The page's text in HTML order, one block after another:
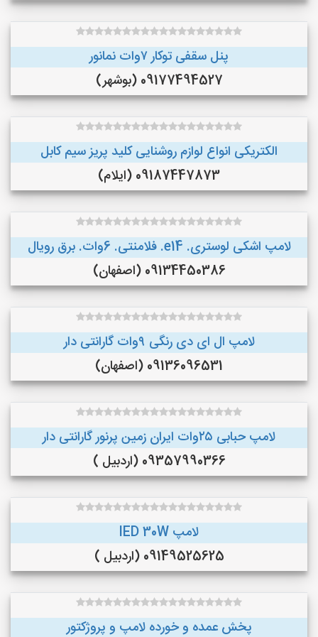
پنل سقفی توکار ۷وات نمانور
09177494527 (بوشهر)
الکتریکی انواع لوازم روشنایی کلید پریز سیم کابل
09187447873 (ایلام)
لامپ اشکی لوستری. e14. فلامنتی. 6وات. برق رویال
09134450386 (اصفهان)
لامپ ال ای دی رنگی ۹وات گارانتی دار
09136096531 (اصفهان)
لامپ حبابی ۲۵وات ایران زمین پرنور گارانتی دار
09357990366 (اردبیل )
لامپ lED 30W
09149525625 (اردبیل )
پخش عمده و خورده لامپ و پروژکتور